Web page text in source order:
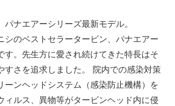
ナエアーシリーズ最新モデル。
シのベストセラータービン、パナエアー
す。先生方に愛され続けてきた特長はそ
すさを追求しました。 院内での感染対策
ーンヘッドシステム（感染防止機構）を
ィルス、異物等がタービンヘッド内に侵